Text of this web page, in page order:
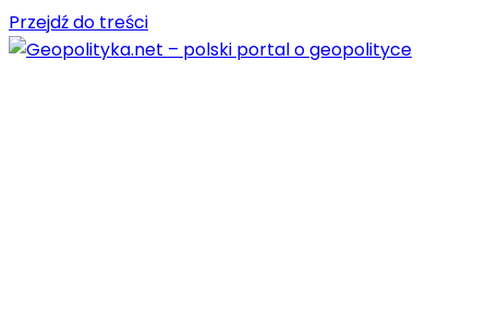
Przejdź do treści